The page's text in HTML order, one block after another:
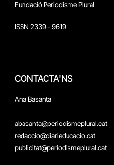
Fundació Periodisme Plural
ISSN 2339 - 9619
CONTACTA'NS
Ana Basanta
abasanta@periodismeplural.cat
redaccio@diarieducacio.cat
publicitat@periodismeplural.cat